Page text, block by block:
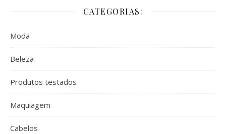
CATEGORIAS:
Moda
Beleza
Produtos testados
Maquiagem
Cabelos